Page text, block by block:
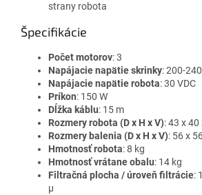
strany robota
Špecifikácie
Počet motorov: 3
Napájacie napätie skrinky: 200-
Napájacie napätie robota: 30 VDC
Príkon: 150 W
Dĺžka káblu: 15 m
Rozmery robota (D x H x V): 43 x
Rozmery balenia (D x H x V): 56 x
Hmotnosť robota: 8 kg
Hmotnosť vrátane obalu: 14 kg
Filtračná plocha / úroveň filtrácie:
µ